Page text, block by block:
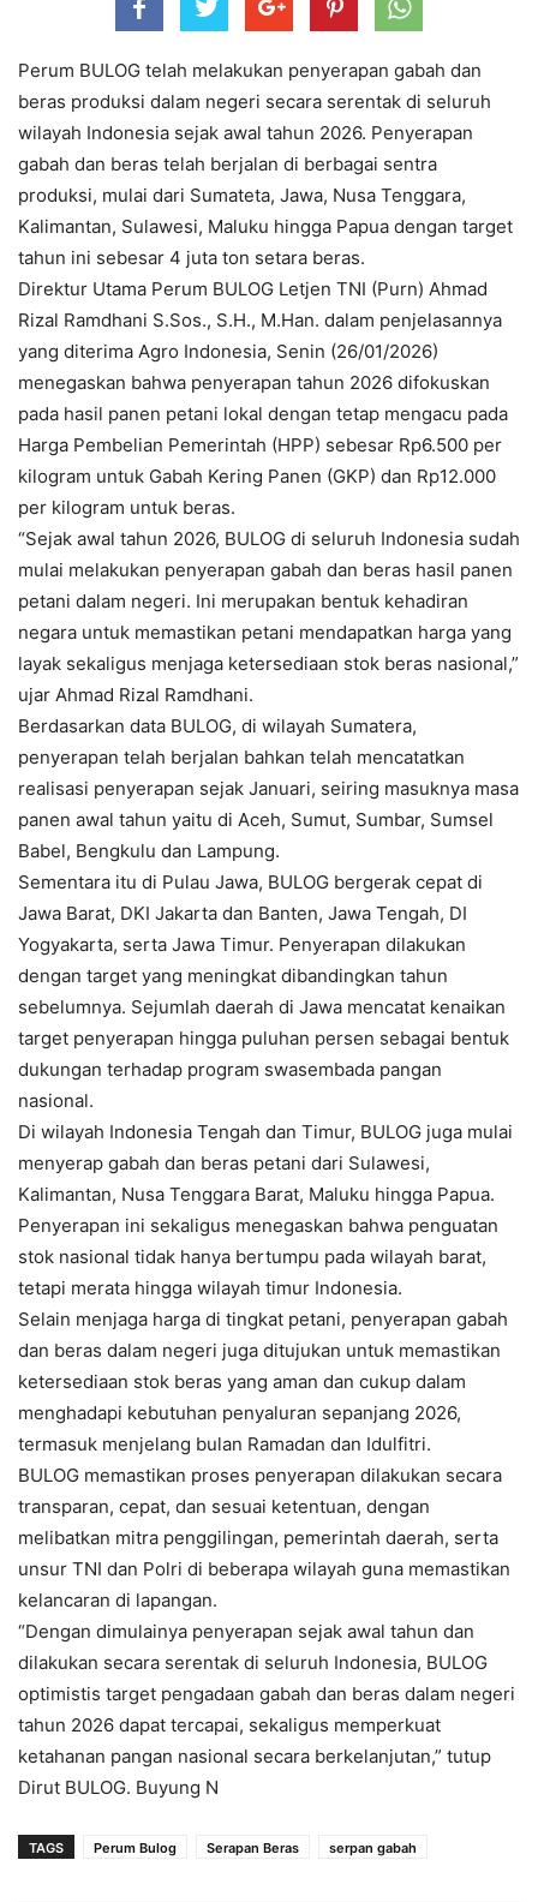
Perum BULOG telah melakukan penyerapan gabah dan
beras produksi dalam negeri secara serentak di seluruh
wilayah Indonesia sejak awal tahun 2026. Penyerapan
gabah dan beras telah berjalan di berbagai sentra
produksi, mulai dari Sumateta, Jawa, Nusa Tenggara,
Kalimantan, Sulawesi, Maluku hingga Papua dengan target
tahun ini sebesar 4 juta ton setara beras.
Direktur Utama Perum BULOG Letjen TNI (Purn) Ahmad
Rizal Ramdhani S.Sos., S.H., M.Han. dalam penjelasannya
yang diterima Agro Indonesia, Senin (26/01/2026)
menegaskan bahwa penyerapan tahun 2026 difokuskan
pada hasil panen petani lokal dengan tetap mengacu pada
Harga Pembelian Pemerintah (HPP) sebesar Rp6.500 per
kilogram untuk Gabah Kering Panen (GKP) dan Rp12.000
per kilogram untuk beras.
“Sejak awal tahun 2026, BULOG di seluruh Indonesia sudah
mulai melakukan penyerapan gabah dan beras hasil panen
petani dalam negeri. Ini merupakan bentuk kehadiran
negara untuk memastikan petani mendapatkan harga yang
layak sekaligus menjaga ketersediaan stok beras nasional,”
ujar Ahmad Rizal Ramdhani.
Berdasarkan data BULOG, di wilayah Sumatera,
penyerapan telah berjalan bahkan telah mencatatkan
realisasi penyerapan sejak Januari, seiring masuknya masa
panen awal tahun yaitu di Aceh, Sumut, Sumbar, Sumsel
Babel, Bengkulu dan Lampung.
Sementara itu di Pulau Jawa, BULOG bergerak cepat di
Jawa Barat, DKI Jakarta dan Banten, Jawa Tengah, DI
Yogyakarta, serta Jawa Timur. Penyerapan dilakukan
dengan target yang meningkat dibandingkan tahun
sebelumnya. Sejumlah daerah di Jawa mencatat kenaikan
target penyerapan hingga puluhan persen sebagai bentuk
dukungan terhadap program swasembada pangan
nasional.
Di wilayah Indonesia Tengah dan Timur, BULOG juga mulai
menyerap gabah dan beras petani dari Sulawesi,
Kalimantan, Nusa Tenggara Barat, Maluku hingga Papua.
Penyerapan ini sekaligus menegaskan bahwa penguatan
stok nasional tidak hanya bertumpu pada wilayah barat,
tetapi merata hingga wilayah timur Indonesia.
Selain menjaga harga di tingkat petani, penyerapan gabah
dan beras dalam negeri juga ditujukan untuk memastikan
ketersediaan stok beras yang aman dan cukup dalam
menghadapi kebutuhan penyaluran sepanjang 2026,
termasuk menjelang bulan Ramadan dan Idulfitri.
BULOG memastikan proses penyerapan dilakukan secara
transparan, cepat, dan sesuai ketentuan, dengan
melibatkan mitra penggilingan, pemerintah daerah, serta
unsur TNI dan Polri di beberapa wilayah guna memastikan
kelancaran di lapangan.
“Dengan dimulainya penyerapan sejak awal tahun dan
dilakukan secara serentak di seluruh Indonesia, BULOG
optimistis target pengadaan gabah dan beras dalam negeri
tahun 2026 dapat tercapai, sekaligus memperkuat
ketahanan pangan nasional secara berkelanjutan,” tutup
Dirut BULOG. Buyung N
TAGS Perum Bulog Serapan Beras serpan gabah